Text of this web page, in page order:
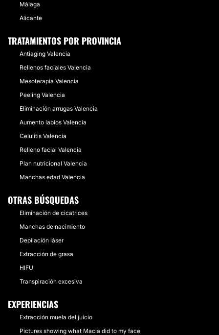
Málaga
Alicante
TRATAMIENTOS POR PROVINCIA
Antiaging Valencia
Rellenos faciales Valencia
Mesoterapia Valencia
Peeling Valencia
Eliminación arrugas Valencia
Aumento labios Valencia
Celulitis Valencia
Relleno facial Valencia
Plan nutricional Valencia
Manchas edad Valencia
OTRAS BÚSQUEDAS
Eliminación de cicatrices
Manchas de nacimiento
Depilación láser
Extracción de grasa
HIFU
Transpiración excesiva
EXPERIENCIAS
Extracción muela del juicio
Pictures showing what Macia did to my face